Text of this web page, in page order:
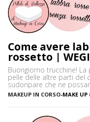
Come avere
rossetto |
Buongiorno trucchine!
pelle delle altre parti del
sudoripare che ne
sono sensibili alle
diventare scure o
MAKEUP IN CORSO-MAKE UP